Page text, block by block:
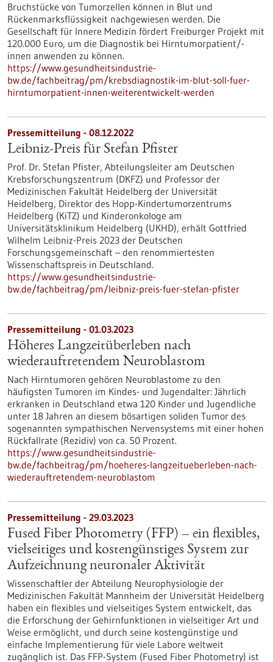
Bruchstücke von Tumorzellen können in Blut und
Rückenmarksflüssigkeit nachgewiesen werden. Die
Gesellschaft für Innere Medizin fördert Freiburger Projekt mit
120.000 Euro, um die Diagnostik bei Hirntumorpatient/-
innen anwenden zu können.
https://www.gesundheitsindustrie-
bw.de/fachbeitrag/pm/krebsdiagnostik-im-blut-soll-fuer-
hirntumorpatient-innen-weiterentwickelt-werden
Pressemitteilung - 08.12.2022
Leibniz-Preis für Stefan Pfister
Prof. Dr. Stefan Pfister, Abteilungsleiter am Deutschen
Krebsforschungszentrum (DKFZ) und Professor der
Medizinischen Fakultät Heidelberg der Universität
Heidelberg, Direktor des Hopp-Kindertumorzentrums
Heidelberg (KiTZ) und Kinderonkologe am
Universitätsklinikum Heidelberg (UKHD), erhält Gottfried
Wilhelm Leibniz-Preis 2023 der Deutschen
Forschungsgemeinschaft – den renommiertesten
Wissenschaftspreis in Deutschland.
https://www.gesundheitsindustrie-
bw.de/fachbeitrag/pm/leibniz-preis-fuer-stefan-pfister
Pressemitteilung - 01.03.2023
Höheres Langzeitüberleben nach
wiederauftretendem Neuroblastom
Nach Hirntumoren gehören Neuroblastome zu den
häufigsten Tumoren im Kindes- und Jugendalter: Jährlich
erkranken in Deutschland etwa 120 Kinder und Jugendliche
unter 18 Jahren an diesem bösartigen soliden Tumor des
sogenannten sympathischen Nervensystems mit einer hohen
Rückfallrate (Rezidiv) von ca. 50 Prozent.
https://www.gesundheitsindustrie-
bw.de/fachbeitrag/pm/hoeheres-langzeitueberleben-nach-
wiederauftretendem-neuroblastom
Pressemitteilung - 29.03.2023
Fused Fiber Photometry (FFP) – ein flexibles,
vielseitiges und kostengünstiges System zur
Aufzeichnung neuronaler Aktivität
Wissenschaftler der Abteilung Neurophysiologie der
Medizinischen Fakultät Mannheim der Universität Heidelberg
haben ein flexibles und vielseitiges System entwickelt, das
die Erforschung der Gehirnfunktionen in vielseitiger Art und
Weise ermöglicht, und durch seine kostengünstige und
einfache Implementierung für viele Labore weltweit
zugänglich ist. Das FFP-System (Fused Fiber Photometry) ist